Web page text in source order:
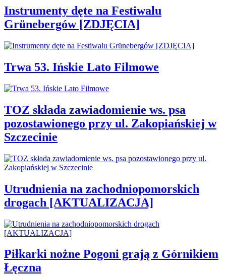
Instrumenty dęte na Festiwalu
Grünebergów [ZDJĘCIA]
Trwa 53. Ińskie Lato Filmowe
TOZ składa zawiadomienie ws. psa
pozostawionego przy ul. Zakopiańskiej w
Szczecinie
Utrudnienia na zachodniopomorskich
drogach [AKTUALIZACJA]
Piłkarki nożne Pogoni grają z Górnikiem
Łęczna